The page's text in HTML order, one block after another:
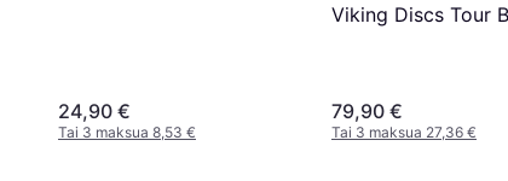
24,90 €
Tai 3 maksua 8,53 €
Viking Discs Tour
79,90 €
Tai 3 maksua 27,36 €